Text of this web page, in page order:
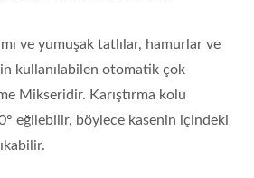
ve yumuşak tatlılar, hamurlar ve
kullanılabilen otomatik çok
Mikseridir. Karıştırma kolu
eğilebilir, böylece kasenin içindeki